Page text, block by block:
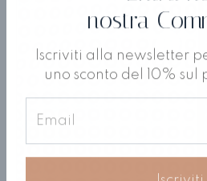
nostra
Iscriviti alla newsletter
uno sconto del 10% sul